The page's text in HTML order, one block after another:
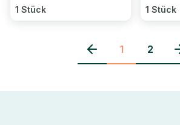
1 Stück 1 Stück
Seite
1 Seite
2